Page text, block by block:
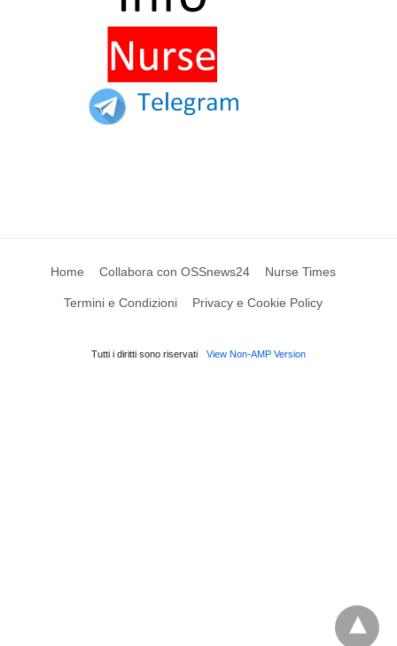
Home Collabora con OSSnews24 Nurse Times
Termini e Condizioni Privacy e Cookie Policy
Tutti i diritti sono riservati View Non-AMP Version